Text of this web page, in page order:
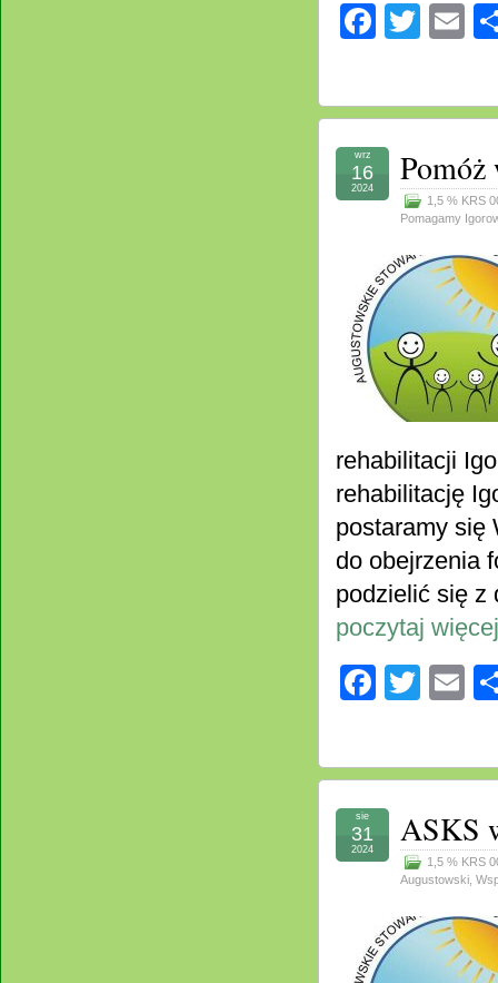
1,5 % KRS
Pomagamy
wrz
16
2024
rehabilitacji
rehabilitację
postaramy się
do obejrzenia
podzielić się z
poczytaj
ASKS
1,5 % KRS
Augustowski
sie
31
2024